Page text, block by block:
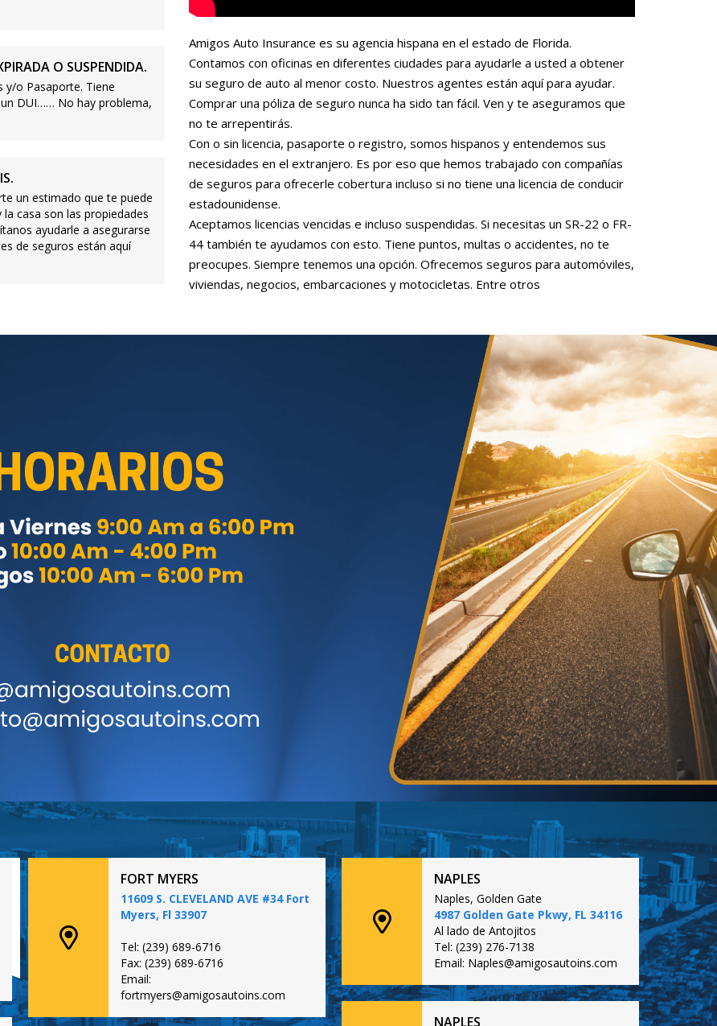
O SUSPENDIDA.
y/o Pasaporte. Tiene
DUI…… No hay problema,
un estimado que te puede
casa son las propiedades
ayudarle a asegurarse
de seguros están aquí
Amigos Auto Insurance es su agencia hispana en el estado de Florida.
Contamos con oficinas en diferentes ciudades para ayudarle a usted a obtener
su seguro de auto al menor costo. Nuestros agentes están aquí para ayudar.
Comprar una póliza de seguro nunca ha sido tan fácil. Ven y te aseguramos que
no te arrepentirás.
Con o sin licencia, pasaporte o registro, somos hispanos y entendemos sus
necesidades en el extranjero. Es por eso que hemos trabajado con compañías
de seguros para ofrecerle cobertura incluso si no tiene una licencia de conducir
estadounidense.
Aceptamos licencias vencidas e incluso suspendidas. Si necesitas un SR-22 o FR-
44 también te ayudamos con esto. Tiene puntos, multas o accidentes, no te
preocupes. Siempre tenemos una opción. Ofrecemos seguros para automóviles,
viviendas, negocios, embarcaciones y motocicletas. Entre otros
FORT MYERS
11609 S. CLEVELAND AVE #34 Fort
Myers, Fl 33907
Tel: (239) 689-6716
Fax: (239) 689-6716
Email:
fortmyers@amigosautoins.com
NAPLES
Naples, Golden Gate
4987 Golden Gate Pkwy, FL 34116
Al lado de Antojitos
Tel: (239) 276-7138
Email: Naples@amigosautoins.com
NAPLES